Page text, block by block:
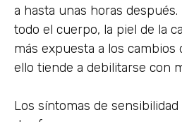
a hasta unas horas
todo el cuerpo, la piel de la
más expuesta a los
ello tiende a debilitarse con
Los síntomas de